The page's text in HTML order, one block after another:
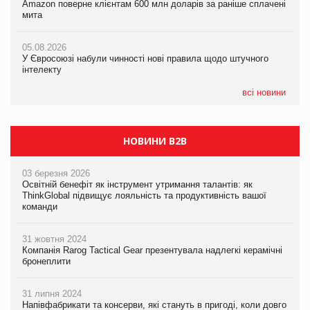
Amazon поверне клієнтам 600 млн доларів за раніше сплачені
мита
05.08.2026
У Євросоюзі набули чинності нові правила щодо штучного
інтелекту
всі новини
Amazon поверне клієнтам 600 млн доларів за раніше сплачені
мита
05.08.2026
У Євросоюзі набули чинності нові правила щодо штучного
інтелекту
У Євросоюзі набули чинності нові правила щодо штучного
інтелекту
05.08.2026
Рекламна платформа вимагає від Google компенсацію за
втрату 6,9 трлн рекламних показів
НОВИНИ B2B
03 березня 2026
Освітній бенефіт як інструмент утримання талантів: як
ThinkGlobal підвищує лояльність та продуктивність вашої
команди
31 жовтня 2024
Компанія Rarog Tactical Gear презентувала надлегкі керамічні
бронеплити
31 липня 2024
Напівфабрикати та консерви, які стануть в пригоді, коли довго